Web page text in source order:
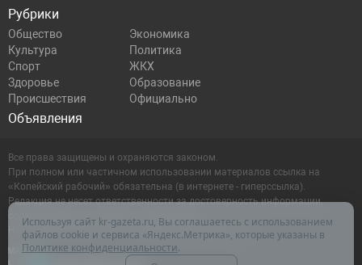
Рубрики
Общество
Экономика
Культура
Политика
Спорт
ЖКХ
Здоровье
Образование
Происшествия
Официально
Объявления
Все права защищены и охраняются законом.
При полном или частичном использовании материалов ссылка на
«Копейский рабочий» обязательна (в интернете - гиперссылка).
Редакция не несет ответственности за достоверность информации,
содержащейся в рекламных объявлениях.
Настоящий ресурс может содержать материалы 16+
Используя сайт kr-gazeta.ru, Вы соглашаетесь с использованием
файлов cookie и сервиса «Яндекс.Метрика», которые указаны в
Политике конфиденциальности.